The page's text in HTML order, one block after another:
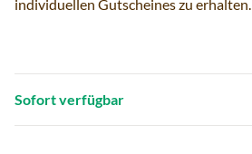
individuellen Gutscheines zu erhalten.
Sofort verfügbar